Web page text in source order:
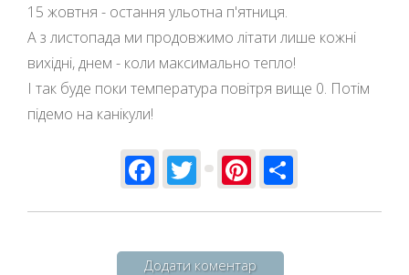
15 жовтня - остання ульотна п'ятниця.
А з листопада ми продовжимо літати лише кожні
вихідні, днем - коли максимально тепло!
І так буде поки температура повітря вище 0. Потім
підемо на канікули!
Facebook
TwitterPinterest
Додати коментар